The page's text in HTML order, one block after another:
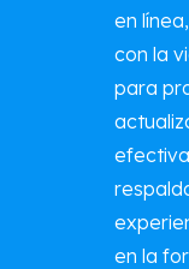
en
con la
para
en la